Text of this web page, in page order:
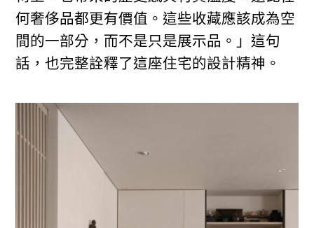
何奢侈品都更有價值。這些收藏應該成為空
間的一部分，而不是只是展示品。」這句
話，也完整詮釋了這座住宅的設計精神。